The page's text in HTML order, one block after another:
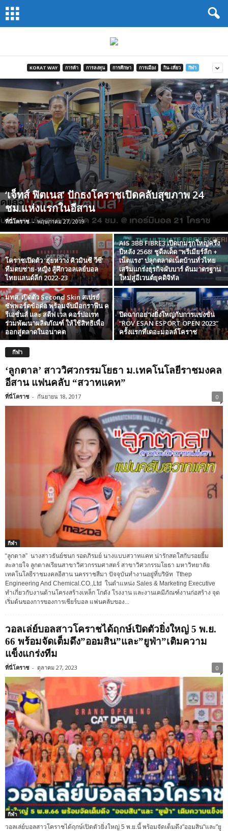
Koratway
by
นสพ.โคราช
KORAT WAY การค้า การลงทุน การศึกษา การเมือง กิน-เที่ยว กีฬา
‘เจ็ทส์ ฟิตเนส’ ปักธงโคราชเปิดคลับสุขภาพ 24
ชม.แห่งแรกในอีสาน
ที่นี่โคราช - พฤษภาคม 27, 2019
โคราชเปิดตัว ‘ฮุ่ยหวาง คิวมินซี วีซี’
ทีมตบชาย-หญิง สู้ศึกวอลเลย์บอล
ไทยแลนด์ลีก 2022-23
AIS 3BB FIBRE3 เปิดเกมรุกใหญ่ครึ่ง
ปีหลัง 2568! ชูดีลเด็ด “พรีเมียร์ลีก +
เน็ตแรง” ปลุกตลาดเน็ตบ้านทั่วไทย
เสริมแกร่งธุรกิจผับบาร์ ดันมาตรฐาน
ใหม่สู่อีเวนต์ยุคดิจิทัล
มทส. เปิดตัว Second Skin สเปรย์
ซัพพอร์ตข้อต่อ พร้อมจับมือกราฟีน ค
รีเอชั่นส์ และ สตีฟ เวล คอร์ปอเรท
ร่วมพัฒนาผลิตภัณฑ์ ให้ใช้สิทธิเพื่อ
ออกสู่ตลาดในอนาคต
ปิดฉากอย่างยิ่งใหญ่กับการแข่งขัน
“ROV ESAN ESPORT OPEN 2023”
ครั้งแรกที่เดอะมอลล์โคราช
กีฬา
‘ลูกตาล’ สาววิศวกรรมโยธา ม.เทคโนโลยีราชมงคล
อีสาน แฟนคลับ “สวาทแคท”
ที่นี่โคราช - กันยายน 18, 2017 0
กีฬา
“ลูกตาล” นางสาวธันย์ชนก รอดภิรมย์ นางแบบสวาทแคท น่ารักสดใสกับรอยยิ้ม
ละลายใจ ลูกตาลเรียนสาขาวิศวกรรมศาสตร์ สาขาวิศวกรรมโยธา มหาวิทยาลัย
เทคโนโลยีราชมงคลอีสาน นครราชสีมา ปัจจุบันทำงานอยู่ที่บริษัท Tthep
Engineering And Chemical.CO.,Ltd ในตำแหน่ง Sales & Marketing Executive
ทำเกี่ยวกับงานด้านโครงสร้างเหล็ก โกดัง โรงงาน และงานเคมีภัณฑ์งานก่อสร้าง จุด
เริ่มต้นของการของการเชียร์บอล แฟนคลับของ...
วอลเล่ย์บอลสาวโคราชได้ฤกษ์เปิดตัวยิ่งใหญ่ 5 พ.ย.
66 พร้อมจัดเต็มดึง”ออมสิน”และ”ยูฟ่า”เติมความ
แข็งแกร่งทีม
ที่นี่โคราช - ตุลาคม 27, 2023 0
กีฬา
วอลเล่ย์บอลสาวโคราชได้ฤกษ์เปิดตัวยิ่งใหญ่ 5 พ.ย.นี้ พร้อมจัดเต็มดึง"ออมสิน"และ"ยู